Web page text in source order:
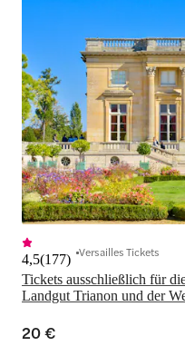
Tickets ausschließlich für
Landgut Trianon und der
4,5(177) Versailles Tickets
20 €